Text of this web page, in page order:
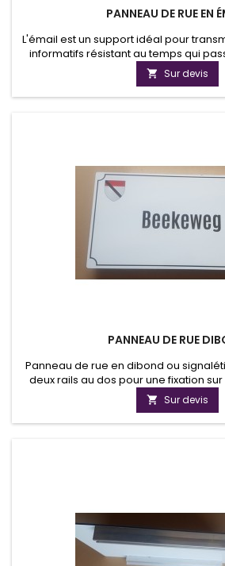
PANNEAU DE RUE EN
L'émail est un support idéal pour
informatifs résistant au temps qui
forme de plaque, de blason ou de
l'email a su répondre aux exigences
visuel. Grâce aux nouvelles
 Sur devis
PANNEAU DE RUE
Panneau de rue en dibond ou
deux rails au dos pour une fixation
numérique, résistant à l'uv sur film
 Sur devis